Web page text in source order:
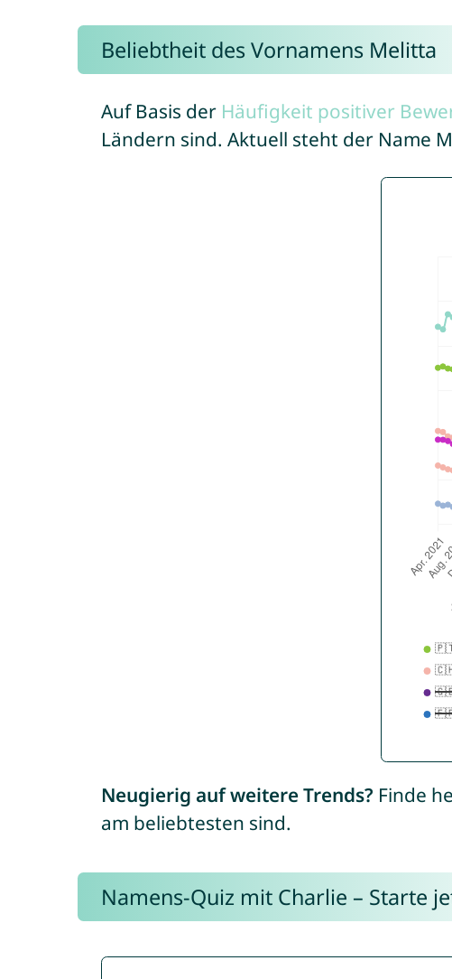
Beliebtheit des Vornamens Melitta
Auf Basis der Häufigkeit positiver
Ländern sind. Aktuell steht der Name
Neugierig auf weitere Trends? Finde
am beliebtesten sind.
Namens-Quiz mit Charlie – Starte